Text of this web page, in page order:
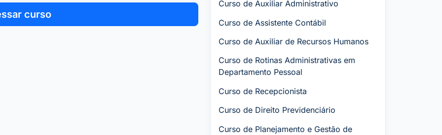
curso
Curso de Auxiliar Administrativo
Curso de Assistente Contábil
Curso de Auxiliar de Recursos Humanos
Curso de Rotinas Administrativas em
Departamento Pessoal
Curso de Recepcionista
Curso de Direito Previdenciário
Curso de Planejamento e Gestão de